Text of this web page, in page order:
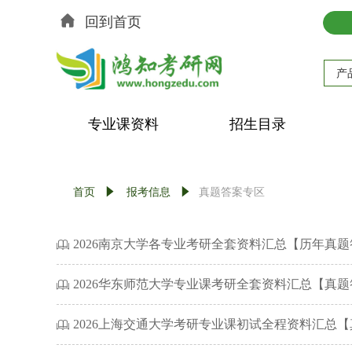
产
回到首页
专业课资料 招生目录
首页 념 报考信息 념 真题答案专区
ꁡ 2026南京大学各专业考研全套资料汇总【历年真
ꁡ 2026华东师范大学专业课考研全套资料汇总【真
ꁡ 2026上海交通大学考研专业课初试全程资料汇总